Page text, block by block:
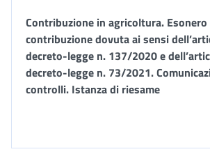
Contribuzione in agricoltura. Esonero
contribuzione dovuta ai sensi
decreto-legge n. 137/2020 e
decreto-legge n. 73/2021.
controlli. Istanza di riesame